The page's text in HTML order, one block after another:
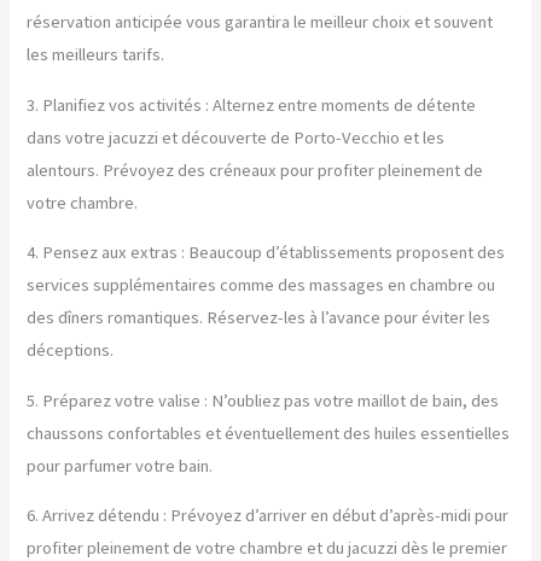
réservation anticipée vous garantira le meilleur choix et souvent
les meilleurs tarifs.
3. Planifiez vos activités : Alternez entre moments de détente
dans votre jacuzzi et découverte de Porto-Vecchio et les
alentours. Prévoyez des créneaux pour profiter pleinement de
votre chambre.
4. Pensez aux extras : Beaucoup d’établissements proposent des
services supplémentaires comme des massages en chambre ou
des dîners romantiques. Réservez-les à l’avance pour éviter les
déceptions.
5. Préparez votre valise : N’oubliez pas votre maillot de bain, des
chaussons confortables et éventuellement des huiles essentielles
pour parfumer votre bain.
6. Arrivez détendu : Prévoyez d’arriver en début d’après-midi pour
profiter pleinement de votre chambre et du jacuzzi dès le premier